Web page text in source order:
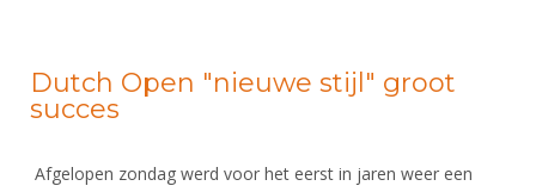
Dutch Open "nieuwe stijl" groot
succes
Afgelopen zondag werd voor het eerst in jaren weer een